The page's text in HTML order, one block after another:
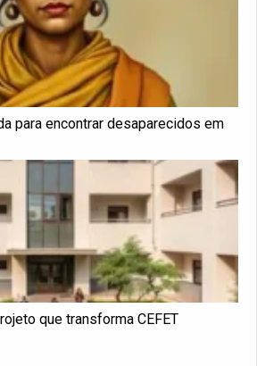
para encontrar desaparecidos em
que transforma CEFET